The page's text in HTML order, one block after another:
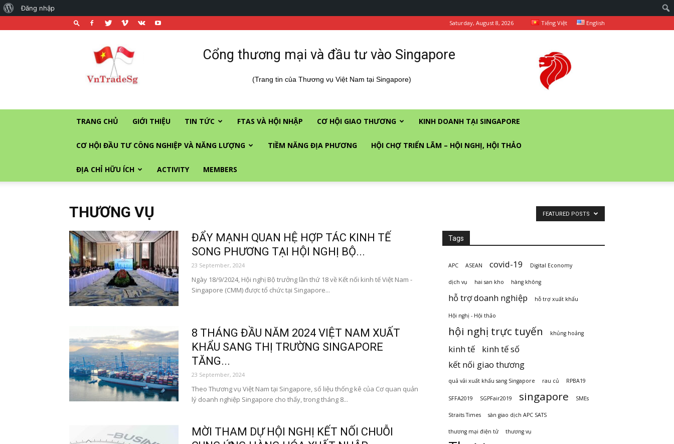
Saturday, August 8, 2026 Tiếng Việt English
Cổng
thương
và
vào
Singapore
Cổng thương mại và đầu tư vào Singapore
(Trang tin của Thương vụ Việt Nam tại Singapore)
TRANG CHỦ GIỚI THIỆU TIN TỨC FTAS VÀ HỘI NHẬP CƠ HỘI GIAO THƯƠNG KINH DOANH TẠI SINGAPORE
CƠ HỘI ĐẦU TƯ CÔNG NGHIỆP VÀ NĂNG LƯỢNG TIỀM NĂNG ĐỊA PHƯƠNG HỘI CHỢ TRIỂN LÃM – HỘI NGHỊ, HỘI THẢO
ĐỊA CHỈ HỮU ÍCH ACTIVITY MEMBERS
THƯƠNG VỤ FEATURED POSTS
ĐẨY MẠNH QUAN HỆ HỢP TÁC KINH TẾ
SONG PHƯƠNG TẠI HỘI NGHỊ BỘ...
23 September, 2024
Ngày 18/9/2024, Hội nghị Bộ trưởng lần thứ 18 về Kết nối kinh tế Việt Nam -
Singapore (CMM) được tổ chức tại Singapore...
8 THÁNG ĐẦU NĂM 2024 VIỆT NAM XUẤT
KHẨU SANG THỊ TRƯỜNG SINGAPORE
TĂNG...
23 September, 2024
Theo Thương vụ Việt Nam tại Singapore, số liệu thống kê của Cơ quan quản
lý doanh nghiệp Singapore cho thấy, trong tháng 8...
MỜI THAM DỰ HỘI NGHỊ KẾT NỐI CHUỖI
Tags
APC ASEAN covid-19 Digital Economy
dịch vụ hai san kho hàng không
hỗ trợ doanh nghiệp hỗ trợ xuất khẩu
Hội nghị - Hội thảo
hội nghị trực tuyến khủng hoảng
kinh tế
kinh tế số
kết nối giao thương
quả vải xuất khẩu sang Singapore rau củ RPBA19
SFFA2019 SGPFair2019 singapore SMEs
Straits Times sàn giao dịch APC SATS
thương mại điện tử thương vụ
About
Đăng nhập